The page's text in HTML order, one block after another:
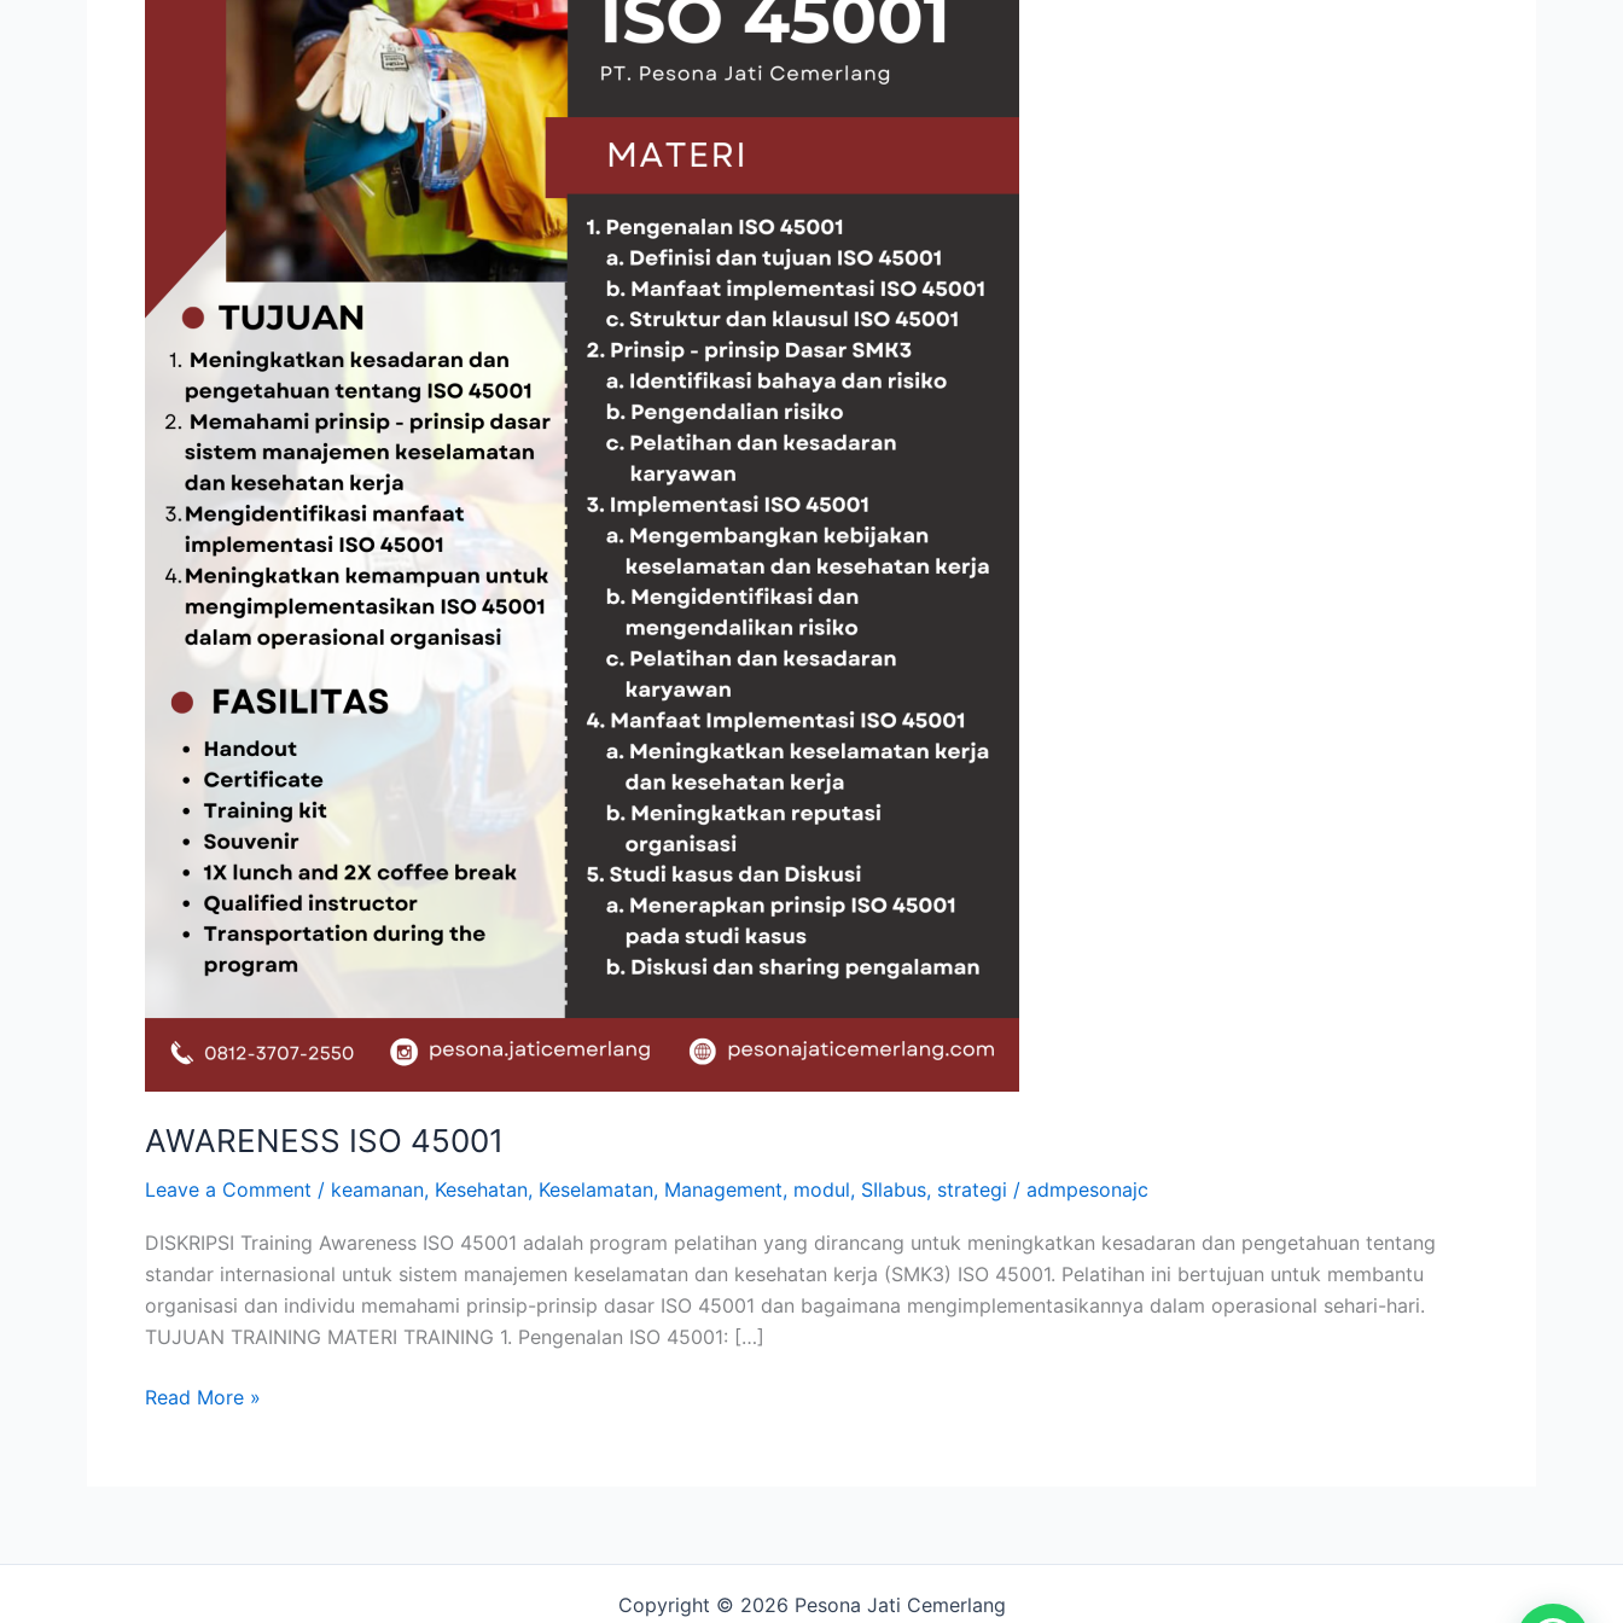
AWARENESS ISO 45001
Leave a Comment / keamanan, Kesehatan, Keselamatan, Management, modul, SIlabus, strategi / admpesonajc
DISKRIPSI Training Awareness ISO 45001 adalah program pelatihan yang dirancang untuk meningkatkan kesadaran dan pengetahuan tentang
standar internasional untuk sistem manajemen keselamatan dan kesehatan kerja (SMK3) ISO 45001. Pelatihan ini bertujuan untuk membantu
organisasi dan individu memahami prinsip-prinsip dasar ISO 45001 dan bagaimana mengimplementasikannya dalam operasional sehari-hari.
TUJUAN TRAINING MATERI TRAINING 1. Pengenalan ISO 45001: […]
Read More »
Copyright © 2026 Pesona Jati Cemerlang